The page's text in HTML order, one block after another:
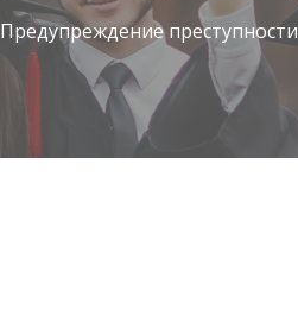
Предупреждение преступности